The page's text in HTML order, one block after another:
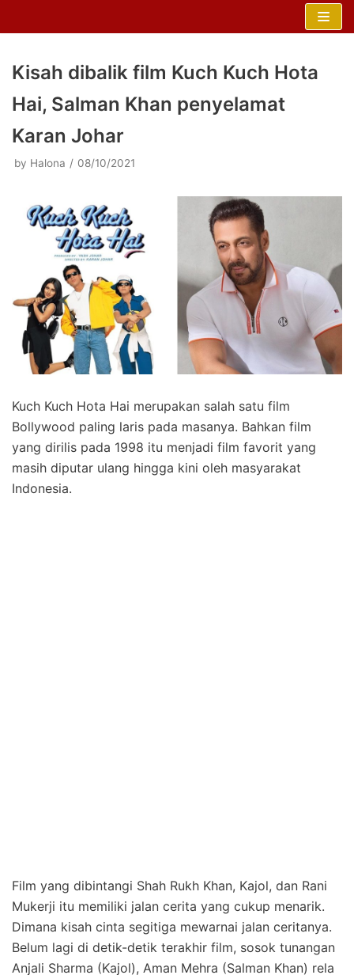
Kisah dibalik film Kuch Kuch Hota
Hai, Salman Khan penyelamat
Karan Johar
by Halona 08/10/2021
Kuch Kuch Hota Hai merupakan salah satu film
Bollywood paling laris pada masanya. Bahkan film
yang dirilis pada 1998 itu menjadi film favorit yang
masih diputar ulang hingga kini oleh masyarakat
Indonesia.
Film yang dibintangi Shah Rukh Khan, Kajol, dan Rani
Mukerji itu memiliki jalan cerita yang cukup menarik.
Dimana kisah cinta segitiga mewarnai jalan ceritanya.
Belum lagi di detik-detik terakhir film, sosok tunangan
Anjali Sharma (Kajol), Aman Mehra (Salman Khan) rela